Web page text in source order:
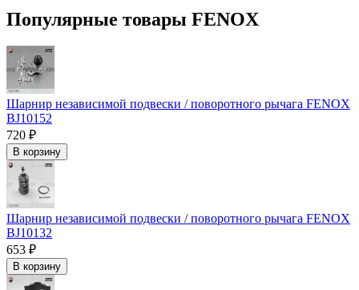
Популярные товары FENOX
Шарнир независимой подвески / поворотного рычага FENOX
BJ10152
720 ₽
В корзину
Шарнир независимой подвески / поворотного рычага FENOX
BJ10132
653 ₽
В корзину